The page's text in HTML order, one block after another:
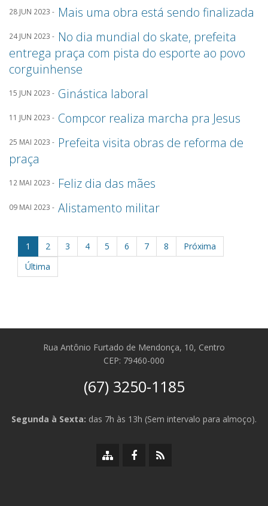
28 JUN 2023 - Mais uma obra está sendo finalizada
24 JUN 2023 - No dia mundial do skate, prefeita
entrega praça com pista do esporte ao povo
corguinhense
15 JUN 2023 - Ginástica laboral
11 JUN 2023 - Compcor realiza marcha pra Jesus
25 MAI 2023 - Prefeita visita obras de reforma de
praça
12 MAI 2023 - Feliz dia das mães
09 MAI 2023 - Alistamento militar
1 2 3 4 5 6 7 8
Próxima
Última
Rua Antônio Furtado de Mendonça, 10, Centro
CEP: 79460-000
(67) 3250-1185
Segunda à Sexta: das 7h às 13h (Sem intervalo para almoço).
MapaFacebook
RSS